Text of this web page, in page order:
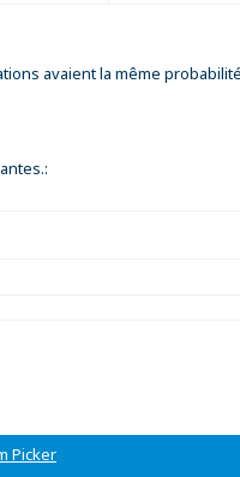
avaient la même
Picker